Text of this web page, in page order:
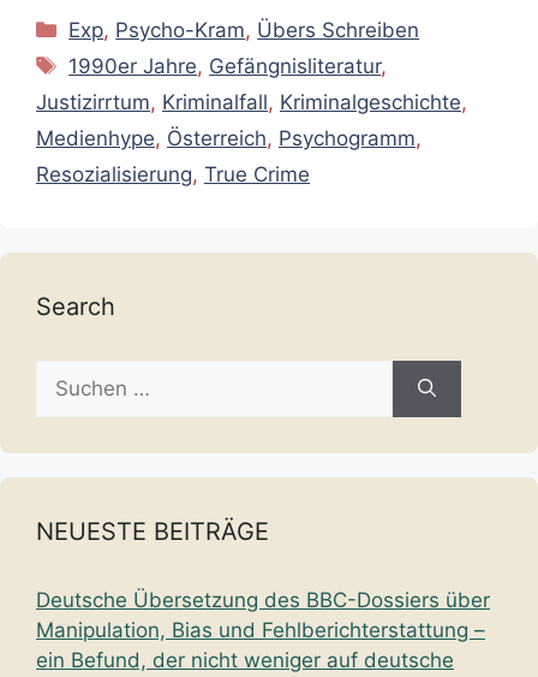
Kategorien
Exp, Psycho-Kram, Übers Schreiben
Schlagwörter
1990er Jahre, Gefängnisliteratur,
Justizirrtum, Kriminalfall, Kriminalgeschichte,
Medienhype, Österreich, Psychogramm,
Resozialisierung, True Crime
Search
Suche
nach:
NEUESTE BEITRÄGE
Deutsche Übersetzung des BBC-Dossiers über
Manipulation, Bias und Fehlberichterstattung –
ein Befund, der nicht weniger auf deutsche